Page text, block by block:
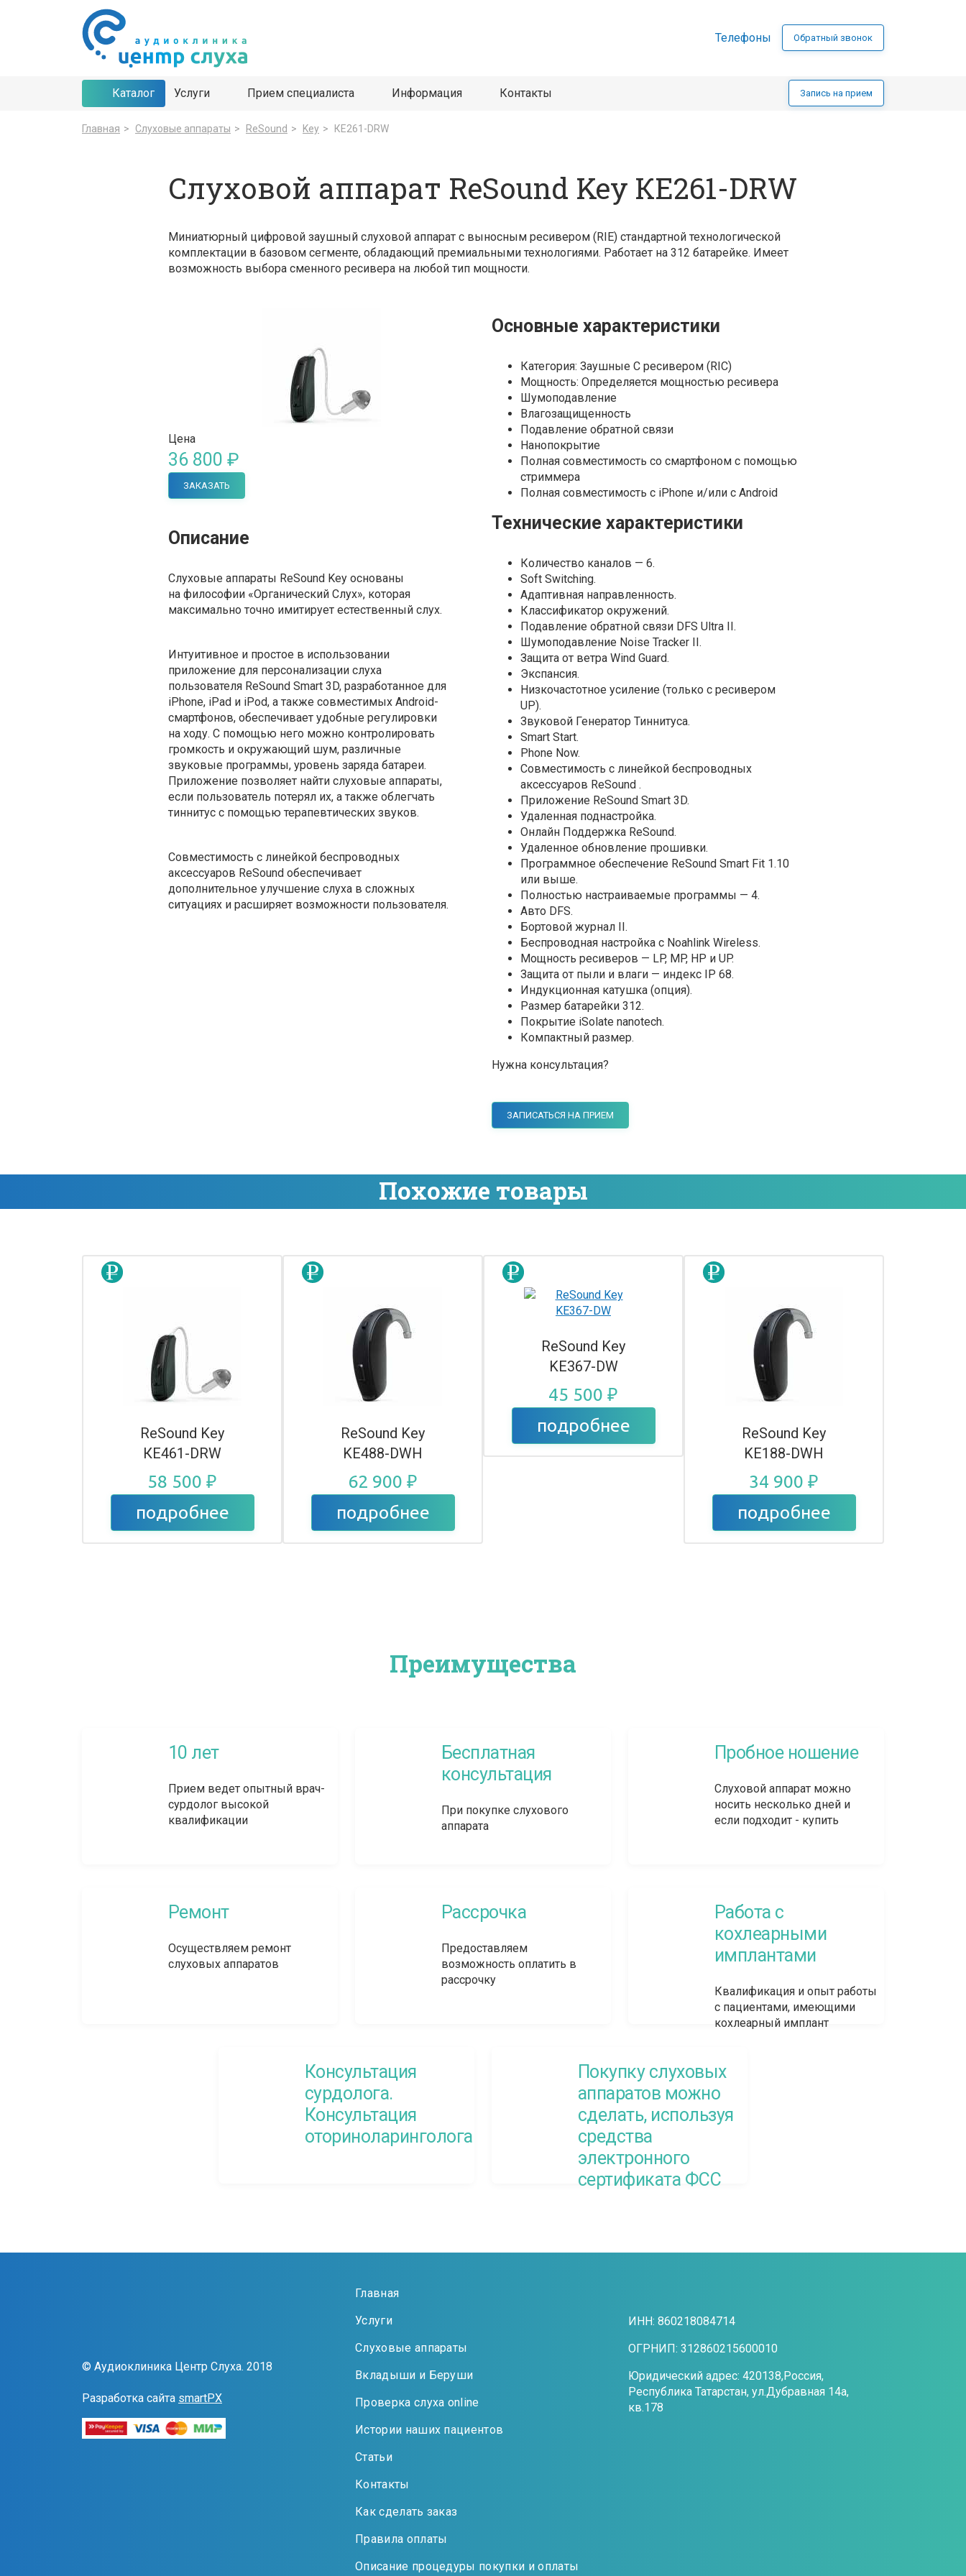
Телефоны Обратный звонок
Каталог Услуги Прием специалиста Информация Контакты Запись на прием
Главная > Cлуховые аппараты > ReSound > Key > КЕ261-DRW
Слуховой аппарат ReSound Key КЕ261-DRW
Миниатюрный цифровой заушный слуховой аппарат с выносным ресивером (RIE) стандартной технологической
комплектации в базовом сегменте, обладающий премиальными технологиями. Работает на 312 батарейке. Имеет
возможность выбора сменного ресивера на любой тип мощности.
Цена
36 800 ₽
ЗАКАЗАТЬ
Описание
Слуховые аппараты ReSound Key основаны
на философии «Органический Слух», которая
максимально точно имитирует естественный слух.
Интуитивное и простое в использовании
приложение для персонализации слуха
пользователя ReSound Smart 3D, разработанное для
iPhone, iPad и iPod, а также совместимых Android-
смартфонов, обеспечивает удобные регулировки
на ходу. С помощью него можно контролировать
громкость и окружающий шум, различные
звуковые программы, уровень заряда батареи.
Приложение позволяет найти слуховые аппараты,
если пользователь потерял их, а также облегчать
тиннитус с помощью терапевтических звуков.
Совместимость с линейкой беспроводных
аксессуаров ReSound обеспечивает
дополнительное улучшение слуха в сложных
ситуациях и расширяет возможности пользователя.
Основные характеристики
Категория: Заушные С ресивером (RIC)
Мощность: Определяется мощностью ресивера
Шумоподавление
Влагозащищенность
Подавление обратной связи
Нанопокрытие
Полная совместимость со смартфоном с помощью
стриммера
Полная совместимость с iPhone и/или с Android
Технические характеристики
Количество каналов — 6.
Soft Switching.
Адаптивная направленность.
Классификатор окружений.
Подавление обратной связи DFS Ultra II.
Шумоподавление Noise Tracker II.
Защита от ветра Wind Guard.
Экспансия.
Низкочастотное усиление (только с ресивером
UP).
Звуковой Генератор Тиннитуса.
Smart Start.
Phone Now.
Совместимость с линейкой беспроводных
аксессуаров ReSound .
Приложение ReSound Smart 3D.
Удаленная поднастройка.
Онлайн Поддержка ReSound.
Удаленное обновление прошивки.
Программное обеспечение ReSound Smart Fit 1.10
или выше.
Полностью настраиваемые программы — 4.
Авто DFS.
Бортовой журнал II.
Беспроводная настройка с Noahlink Wireless.
Мощность ресиверов — LP, MP, HP и UP.
Защита от пыли и влаги — индекс IP 68.
Индукционная катушка (опция).
Размер батарейки 312.
Покрытие iSolate nanotech.
Компактный размер.
Нужна консультация?
ЗАПИСАТЬСЯ НА ПРИЕМ
Похожие товары
ReSound Key
КЕ461-DRW
58 500 ₽
подробнее
ReSound Key
KE488-DWH
62 900 ₽
подробнее
ReSound Key
KE367-DW
45 500 ₽
подробнее
ReSound Key
KE188-DWH
34 900 ₽
подробнее
Преимущества
10 лет
Прием ведет опытный врач-
сурдолог высокой
квалификации
Бесплатная
консультация
При покупке слухового
аппарата
Пробное ношение
Слуховой аппарат можно
носить несколько дней и
если подходит - купить
Ремонт
Осуществляем ремонт
слуховых аппаратов
Рассрочка
Предоставляем
возможность оплатить в
рассрочку
Работа с
кохлеарными
имплантами
Квалификация и опыт работы
с пациентами, имеющими
кохлеарный имплант
Консультация
сурдолога.
Консультация
оториноларинголога
Покупку слуховых
аппаратов можно
сделать, используя
средства
электронного
сертификата ФСС
© Аудиоклиника Центр Слуха. 2018
Разработка сайта smartPX
Главная
Услуги
Слуховые аппараты
Вкладыши и Беруши
Проверка слуха online
Истории наших пациентов
Статьи
Контакты
Как сделать заказ
Правила оплаты
Описание процедуры покупки и оплаты
ИНН: 860218084714
ОГРНИП: 312860215600010
Юридический адрес: 420138,Россия,
Республика Татарстан, ул.Дубравная 14а,
кв.178